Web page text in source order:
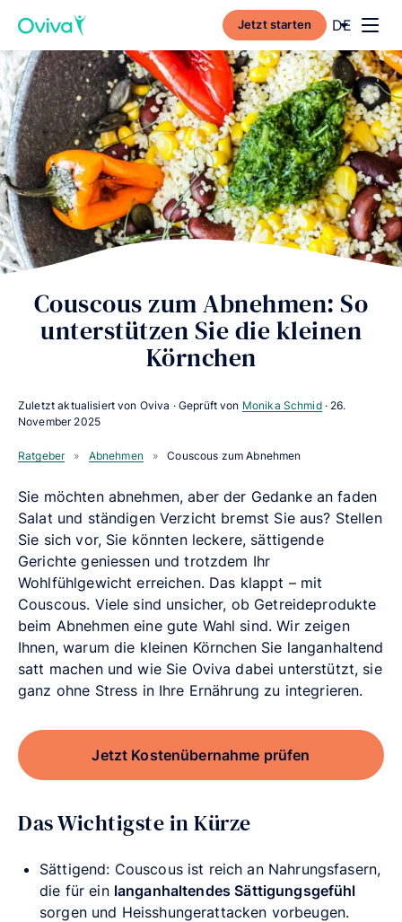
Jetzt starten Current
DE
Couscous zum Abnehmen: So
unterstützen Sie die kleinen
Körnchen
Zuletzt aktualisiert von Oviva · Geprüft von Monika Schmid· 26.
November 2025
Ratgeber » Abnehmen » Couscous zum Abnehmen
Sie möchten abnehmen, aber der Gedanke an faden
Salat und ständigen Verzicht bremst Sie aus? Stellen
Sie sich vor, Sie könnten leckere, sättigende
Gerichte geniessen und trotzdem Ihr
Wohlfühlgewicht erreichen. Das klappt – mit
Couscous. Viele sind unsicher, ob Getreideprodukte
beim Abnehmen eine gute Wahl sind. Wir zeigen
Ihnen, warum die kleinen Körnchen Sie langanhaltend
satt machen und wie Sie Oviva dabei unterstützt, sie
ganz ohne Stress in Ihre Ernährung zu integrieren.
Jetzt Kostenübernahme prüfen
Das Wichtigste in Kürze
Sättigend: Couscous ist reich an Nahrungsfasern,
die für ein langanhaltendes Sättigungsgefühl
sorgen und Heisshungerattacken vorbeugen.